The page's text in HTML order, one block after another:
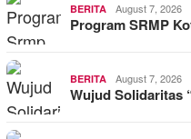
BERITA August 7, 2026
Program SRMP
BERITA August 7, 2026
Wujud Solidaritas